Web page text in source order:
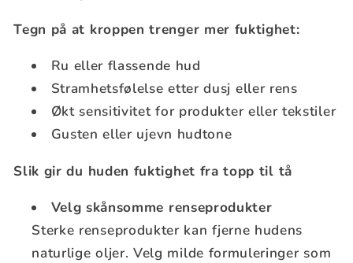
Tegn på at kroppen trenger mer fuktighet:
Ru eller flassende hud
Stramhetsfølelse etter dusj eller rens
Økt sensitivitet for produkter eller tekstiler
Gusten eller ujevn hudtone
Slik gir du huden fuktighet fra topp til tå
Velg skånsomme renseprodukter
Sterke renseprodukter kan fjerne hudens
naturlige oljer. Velg milde formuleringer som